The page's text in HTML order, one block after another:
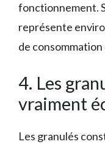
fonctionnement.
représente
de
4. Les
vraiment
Les granulés